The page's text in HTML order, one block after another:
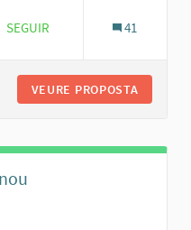
13 SEGUIDORES
SEGUIR 41
VEURE PROPOSTA